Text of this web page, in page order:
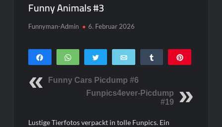
Funny Animals #3
Funnyman-Admin 6. Februar 2026
Teilen WhatsApp Twittern E-Mail Teilen
SHARES
Funny Cars Picdump #6
Funpics4ever-Picdump
#19
Lustige Tierfotos verpackt in tolle Funpics. Ein